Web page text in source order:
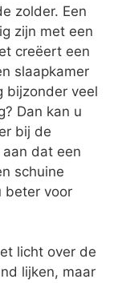
zolder. Een
zijn met een
creëert een
slaapkamer
bijzonder veel
Dan kan u
bij de
dat een
schuine
beter voor
licht over de
lijken, maar